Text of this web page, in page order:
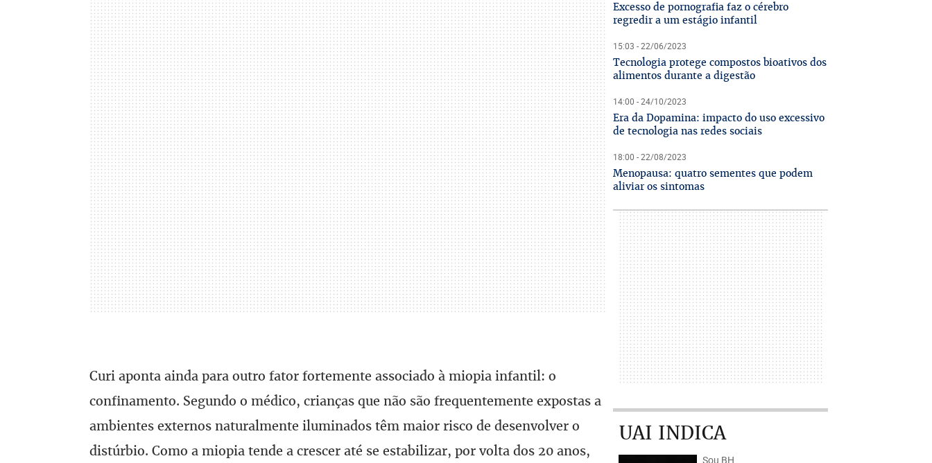
Curi aponta ainda para outro fator fortemente associado à miopia infantil: o
confinamento. Segundo o médico, crianças que não são frequentemente expostas a
ambientes externos naturalmente iluminados têm maior risco de desenvolver o
distúrbio. Como a miopia tende a crescer até se estabilizar, por volta dos 20 anos,
Excesso de pornografia faz o cérebro
regredir a um estágio infantil
15:03 - 22/06/2023
Tecnologia protege compostos bioativos dos
alimentos durante a digestão
14:00 - 24/10/2023
Era da Dopamina: impacto do uso excessivo
de tecnologia nas redes sociais
18:00 - 22/08/2023
Menopausa: quatro sementes que podem
aliviar os sintomas
UAI INDICA
Sou BH